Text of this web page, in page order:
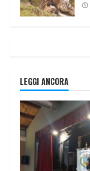
LEGGI ANCORA